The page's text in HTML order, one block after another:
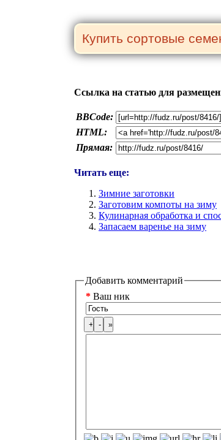
Ссылка на статью для
BBCode:
HTML:
Прямая:
Читать еще:
Зимние заготовки
Заготовим компоты на зиму
Кулинарная обработка и
Запасаем варенье на зиму
Добавить комментарий
* Ваш ник